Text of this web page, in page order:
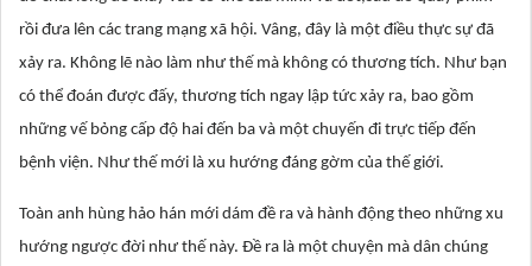
rồi đưa lên các trang mạng xã hội. Vâng, đây là một điều thực sự đã
xảy ra. Không lẽ nào làm như thế mà không có thương tích. Như bạn
có thể đoán được đấy, thương tích ngay lập tức xảy ra, bao gồm
những vế bỏng cấp độ hai đến ba và một chuyến đi trực tiếp đến
bệnh viện. Như thế mới là xu hướng đáng gờm của thế giới.
Toàn anh hùng hảo hán mới dám đề ra và hành động theo những xu
hướng ngược đời như thế này. Đề ra là một chuyện mà dân chúng